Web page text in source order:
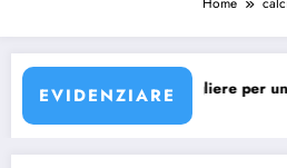
EVIDENZIARE
maglia Barcellona scegliere per un